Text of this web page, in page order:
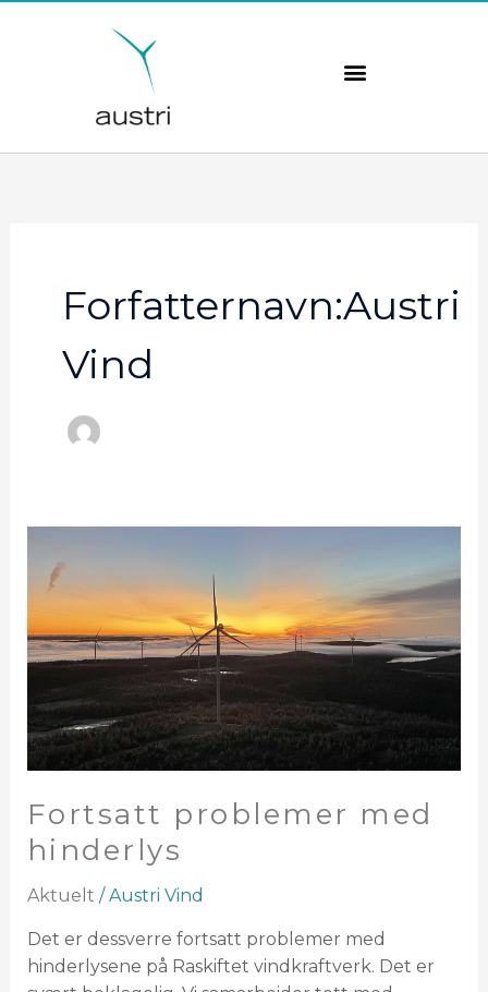
Forfatternavn:Austri
Vind
Fortsatt problemer med
hinderlys
Aktuelt /Austri Vind
Det er dessverre fortsatt problemer med
hinderlysene på Raskiftet vindkraftverk. Det er
problemer
med
hinderlys